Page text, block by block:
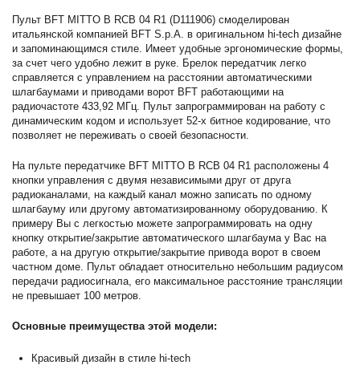
Пульт BFT MITTO B RCB 04 R1 (D111906) смоделирован
итальянской компанией BFT S.p.A. в оригинальном hi-tech дизайне
и запоминающимся стиле. Имеет удобные эргономические формы,
за счет чего удобно лежит в руке. Брелок передатчик легко
справляется с управлением на расстоянии автоматическими
шлагбаумами и приводами ворот BFT работающими на
радиочастоте 433,92 МГц. Пульт запрограммирован на работу с
динамическим кодом и использует 52-х битное кодирование, что
позволяет не переживать о своей безопасности.
На пульте передатчике BFT MITTO B RCB 04 R1 расположены 4
кнопки управления с двумя независимыми друг от друга
радиоканалами, на каждый канал можно записать по одному
шлагбауму или другому автоматизированному оборудованию. К
примеру Вы с легкостью можете запрограммировать на одну
кнопку открытие/закрытие автоматического шлагбаума у Вас на
работе, а на другую открытие/закрытие привода ворот в своем
частном доме. Пульт обладает относительно небольшим радиусом
передачи радиосигнала, его максимальное расстояние трансляции
не превышает 100 метров.
Основные преимущества этой модели:
Красивый дизайн в стиле hi-tech